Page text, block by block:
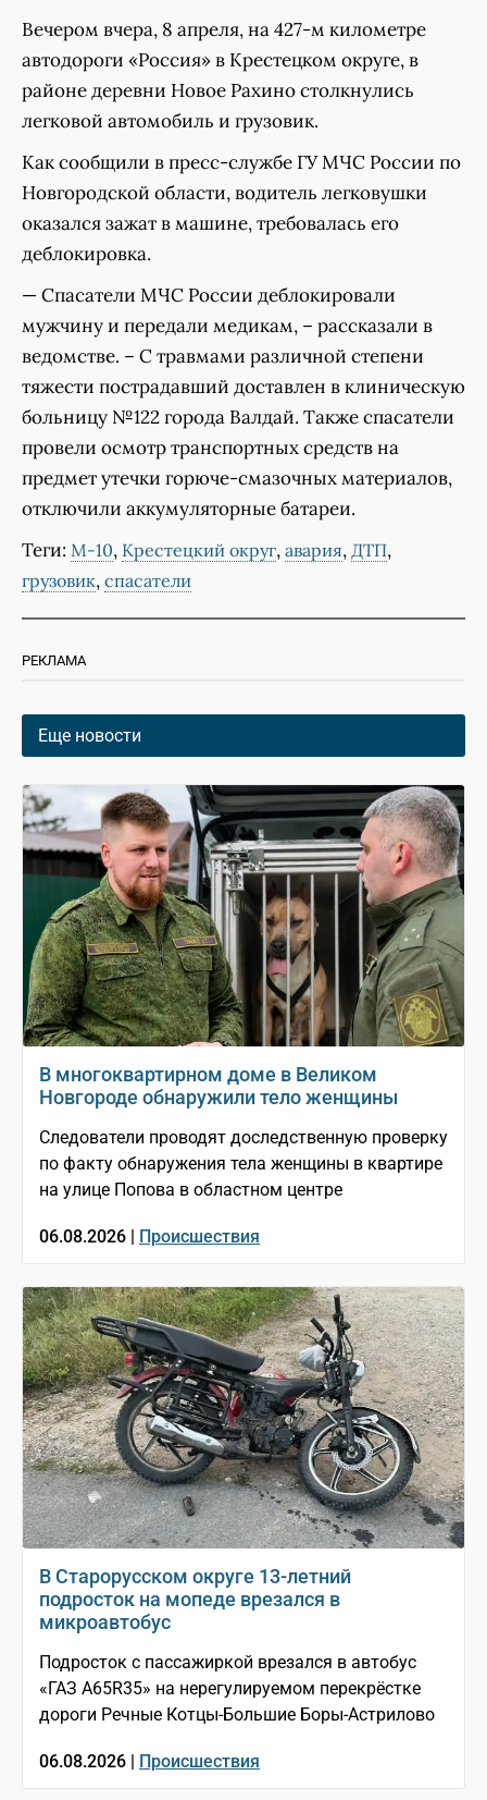
Вечером вчера, 8 апреля, на 427-м километре
автодороги «Россия» в Крестецком округе, в
районе деревни Новое Рахино столкнулись
легковой автомобиль и грузовик.
Как сообщили в пресс-службе ГУ МЧС России по
Новгородской области, водитель легковушки
оказался зажат в машине, требовалась его
деблокировка.
— Спасатели МЧС России деблокировали
мужчину и передали медикам, – рассказали в
ведомстве. – С травмами различной степени
тяжести пострадавший доставлен в клиническую
больницу №122 города Валдай. Также спасатели
провели осмотр транспортных средств на
предмет утечки горюче-смазочных материалов,
отключили аккумуляторные батареи.
Теги: М-10, Крестецкий округ, авария, ДТП,
грузовик, спасатели
РЕКЛАМА
Еще новости
В многоквартирном доме в Великом
Новгороде обнаружили тело женщины
Следователи проводят доследственную проверку
по факту обнаружения тела женщины в квартире
на улице Попова в областном центре
06.08.2026 | Происшествия
В Старорусском округе 13-летний
подросток на мопеде врезался в
микроавтобус
Подросток с пассажиркой врезался в автобус
«ГАЗ A65R35» на нерегулируемом перекрёстке
дороги Речные Котцы-Большие Боры-Астрилово
06.08.2026 | Происшествия